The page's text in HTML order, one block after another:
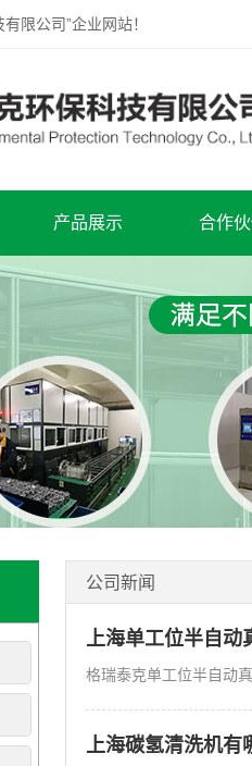
限公司”企业网站！
产品展示 合作
公司新闻
上海单工位半自动
格瑞泰克单工位半自动
上海碳氢清洗机有